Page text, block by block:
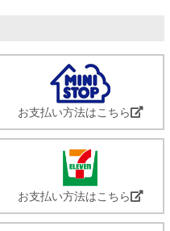
お支払い方法はこちら
お支払い方法はこちら